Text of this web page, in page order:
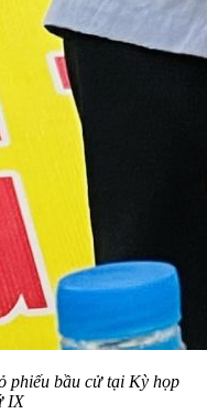
bầu cử tại Kỳ họp
IX